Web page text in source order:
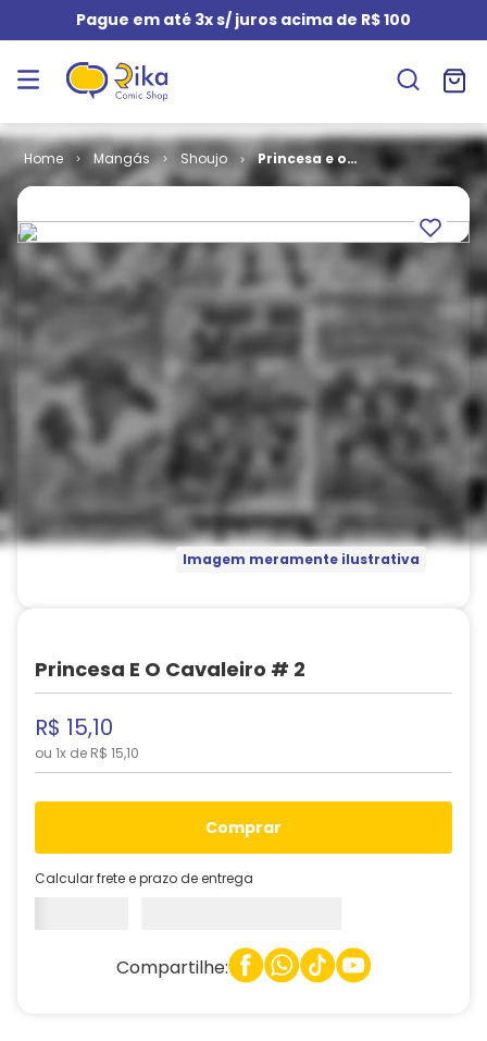
Pague em até 3x s/ juros acima de R$ 100
Mangás Shoujo
Princesa e o
Cavaleiro # 2
Imagem meramente ilustrativa
Princesa E O Cavaleiro # 2
R$ 15,10
ou 1x de R$ 15,10
comprar
Calcular frete e prazo de entrega
Compartilhe: